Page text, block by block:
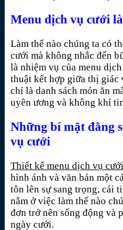
Menu dịch vụ cưới
Làm thế nào chúng ta có
cưới mà không nhắc đến
là nhiệm vụ của menu
thuật kết hợp giữa thị giác
chỉ là danh sách món ăn
uyên ương và không khí
Những bí mật đằng
vụ cưới
Thiết kế menu dịch vụ cưới
hình ảnh và văn bản một
tôn lên sự sang trọng, cái
nằm ở việc làm thế nào
đơn trở nên sống động và
ngày cưới.